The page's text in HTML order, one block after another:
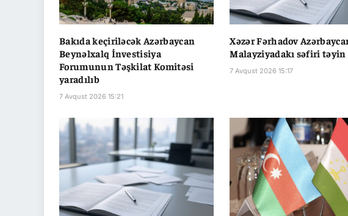
Bakıda keçiriləcək Azərbaycan
Beynəlxalq İnvestisiya
Forumunun Təşkilat Komitəsi
yaradılıb
7 Avqust 2026 15:21
Xəzər Fərhadov
Malayziyadakı səfiri
7 Avqust 2026 15:17